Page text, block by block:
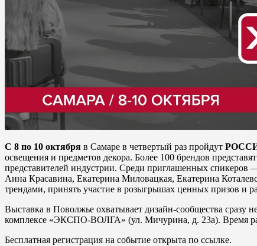
С 8 по 10 октября в Самаре в четвертый раз пройдут
освещения и предметов декора. Более 100 брендов
представителей индустрии. Среди приглашенных
Анна Красавина, Екатерина Миловацкая, Екатерина
трендами, принять участие в розыгрышах ценных призов и
Выставка в Поволжье охватывает дизайн-сообщества сразу
комплексе «ЭКСПО-ВОЛГА» (ул. Мичурина, д. 23а). Время
Бесплатная регистрация на событие открыта по ссылке.